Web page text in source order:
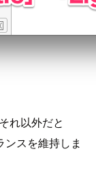
れ以外だと
スを維持しま